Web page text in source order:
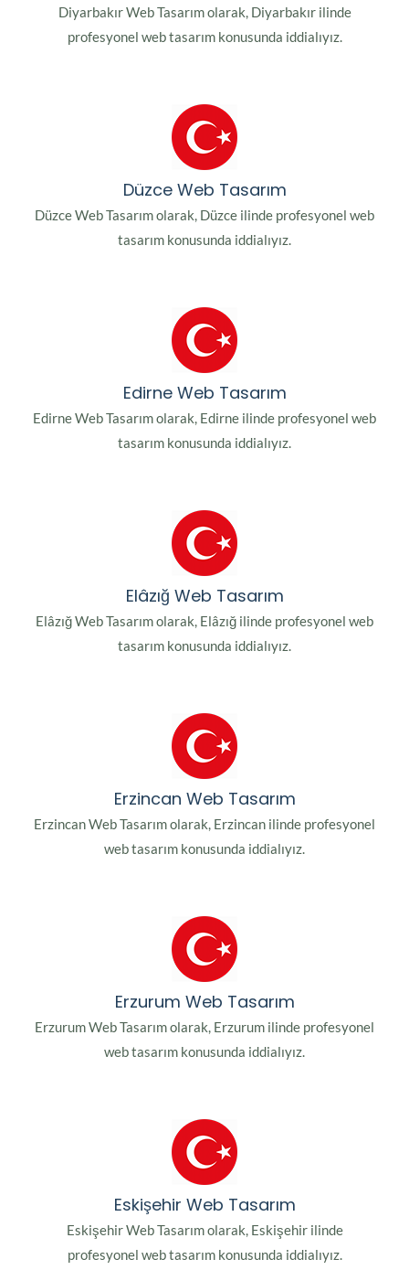
Diyarbakır Web Tasarım olarak, Diyarbakır ilinde
profesyonel web tasarım konusunda iddialıyız.
Düzce Web Tasarım
Düzce Web Tasarım olarak, Düzce ilinde profesyonel web
tasarım konusunda iddialıyız.
Edirne Web Tasarım
Edirne Web Tasarım olarak, Edirne ilinde profesyonel web
tasarım konusunda iddialıyız.
Elâzığ Web Tasarım
Elâzığ Web Tasarım olarak, Elâzığ ilinde profesyonel web
tasarım konusunda iddialıyız.
Erzincan Web Tasarım
Erzincan Web Tasarım olarak, Erzincan ilinde profesyonel
web tasarım konusunda iddialıyız.
Erzurum Web Tasarım
Erzurum Web Tasarım olarak, Erzurum ilinde profesyonel
web tasarım konusunda iddialıyız.
Eskişehir Web Tasarım
Eskişehir Web Tasarım olarak, Eskişehir ilinde
profesyonel web tasarım konusunda iddialıyız.